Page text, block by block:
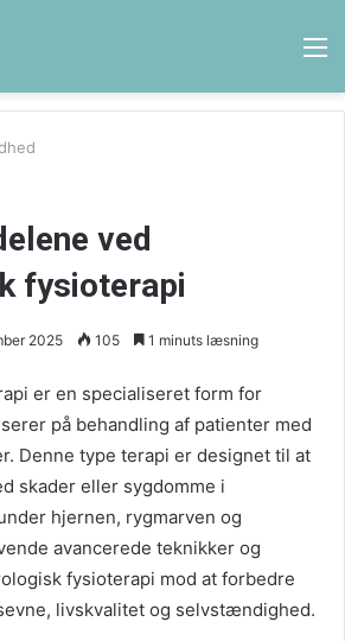
ved
fysioterapi
2025 105 1 minuts læsning
er en specialiseret form for
på behandling af patienter med
Denne type terapi er designet til at
skader eller sygdomme i
hjernen, rygmarven og
avancerede teknikker og
fysioterapi mod at forbedre
livskvalitet og selvstændighed.